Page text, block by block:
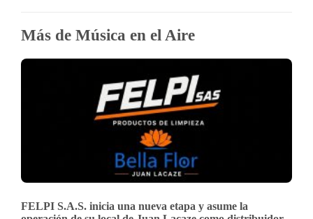
Más de Música en el Aire
FELPI S.A.S. inicia una nueva etapa y asume la